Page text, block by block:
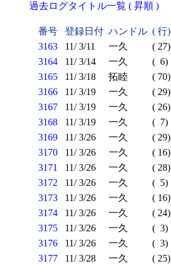
過去ログタイトル一覧 ( 昇順 )
番号 登録日付 ハンドル ( 行)
3163
11/ 3/11 一久 ( 27)
3164
11/ 3/14 一久 ( 6)
3165
11/ 3/18 拓睦 ( 70)
3166
11/ 3/19 一久 ( 29)
3167
11/ 3/19 一久 ( 26)
3168
11/ 3/19 一久 ( 7)
3169
11/ 3/26 一久 ( 29)
3170
11/ 3/26 一久 ( 16)
3171
11/ 3/26 一久 ( 28)
3172
11/ 3/26 一久 ( 5)
3173
11/ 3/26 一久 ( 16)
3174
11/ 3/26 一久 ( 24)
3175
11/ 3/26 一久 ( 3)
3176
11/ 3/26 一久 ( 3)
3177
11/ 3/28 一久 ( 25)